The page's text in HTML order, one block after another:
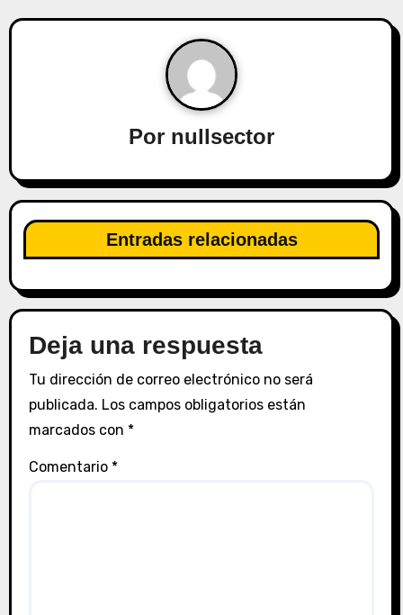
a
d
n
t
r
a
d
Por nullsector
Entradas relacionadas
Deja una respuesta
Tu dirección de correo electrónico no será
publicada. Los campos obligatorios están
marcados con *
Comentario *